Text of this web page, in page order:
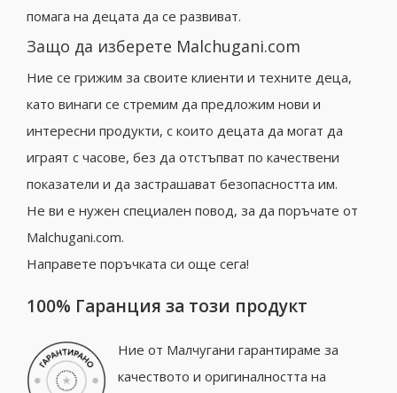
помага на децата да се развиват.
Защо да изберете Malchugani.com
Ние се грижим за своите клиенти и техните деца,
като винаги се стремим да предложим нови и
интересни продукти, с които децата да могат да
играят с часове, без да отстъпват по качествени
показатели и да застрашават безопасността им.
Не ви е нужен специален повод, за да поръчате от
Malchugani.com.
Направете поръчката си още сега!
100% Гаранция за този продукт
Ние от Малчугани гарантираме за
качеството и оригиналността на